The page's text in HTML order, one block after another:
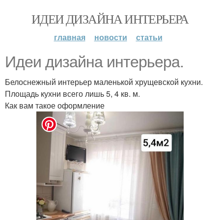
ИДЕИ ДИЗАЙНА ИНТЕРЬЕРА
главная новости статьи
Идеи дизайна интерьера.
Белоснежный интерьер маленькой хрущевской кухни.
Площадь кухни всего лишь 5, 4 кв. м.
Как вам такое оформление